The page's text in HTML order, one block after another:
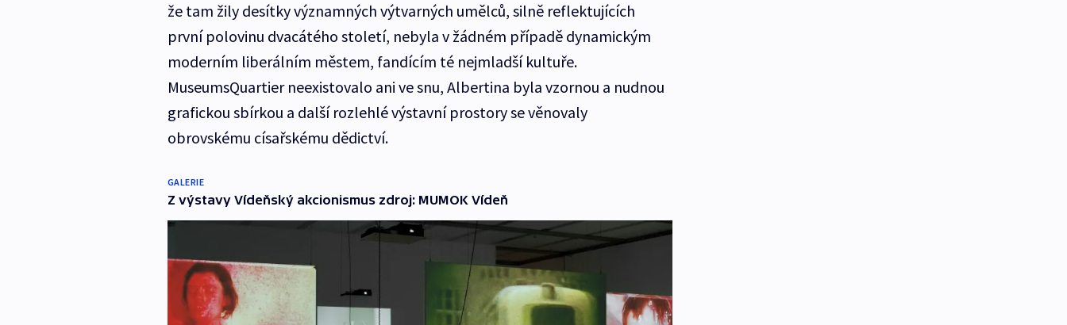
že tam žily desítky významných výtvarných umělců, silně reflektujících
první polovinu dvacátého století, nebyla v žádném případě dynamickým
moderním liberálním městem, fandícím té nejmladší kultuře.
MuseumsQuartier neexistovalo ani ve snu, Albertina byla vzornou a nudnou
grafickou sbírkou a další rozlehlé výstavní prostory se věnovaly
obrovskému císařskému dědictví.
GALERIE
Z výstavy Vídeňský akcionismus zdroj: MUMOK Vídeň